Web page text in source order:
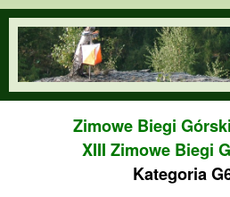
Przejdź do treści
orienteering.waw.pl
Zimowe Biegi
XIII Zimowe Biegi
Kategoria